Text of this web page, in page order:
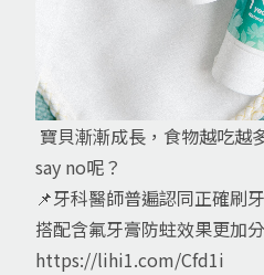
寶貝漸漸成長，食物越吃越
say no呢？
📌牙科醫師普遍認同正確刷
搭配含氟牙膏防蛀效果更加分
https://lihi1.com/Cfd1i